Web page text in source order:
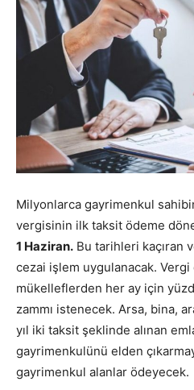
Milyonlarca gayrimenkul
vergisinin ilk taksit ödeme
1 Haziran. Bu tarihleri kaçıran
cezai işlem uygulanacak.
mükelleflerden her ay için
zammı istenecek. Arsa, bina,
yıl iki taksit şeklinde alınan
gayrimenkulünü elden
gayrimenkul alanlar ödeyecek.